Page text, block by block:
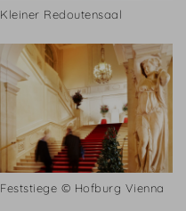
Kleiner Redoutensaal
Feststiege © Hofburg Vienna